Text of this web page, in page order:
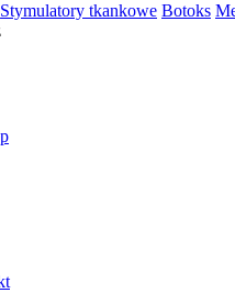
Stymulatory tkankowe Botoks